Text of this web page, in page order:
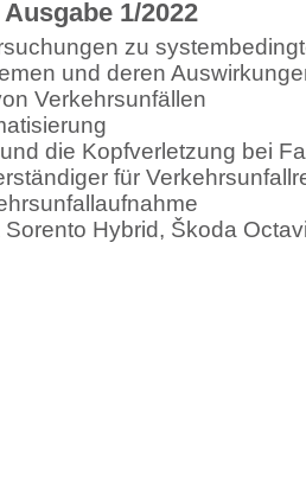
1/2022
zu
und deren
Verkehrsunfällen
die Kopfverletzung bei
für
Hybrid, Škoda